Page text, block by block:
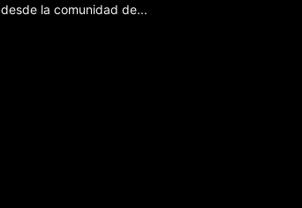
desde la comunidad de...